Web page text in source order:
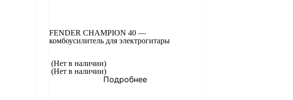
FENDER CHAMPION 40 —
комбоусилитель для электрогитары
(Нет в наличии)
(Нет в наличии)
Подробнее